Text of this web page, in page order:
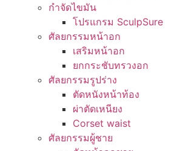
กำจัดไขมัน
โปรแกรม SculpSure
ศัลยกรรมหน้าอก
เสริมหน้าอก
ยกกระชับทรวงอก
ศัลยกรรมรูปร่าง
ตัดหนังหน้าท้อง
ผ่าตัดเหนียง
Corset waist
ศัลยกรรมผู้ชาย